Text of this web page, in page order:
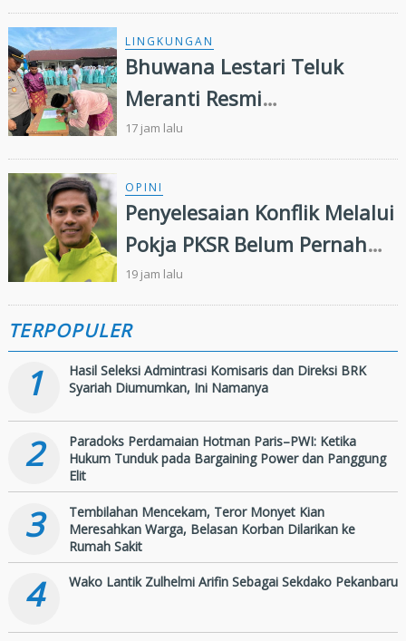
LINGKUNGAN
Bhuwana Lestari Teluk
Meranti Resmi
Dikukuhkan,Wujudkan
Generasi Muda Peduli
Lingkungan
17 jam lalu
OPINI
Penyelesaian Konflik Melalui
Pokja PKSR Belum Pernah
Terwujud: Menguji
Keseriusan APP Group
Menjalankan Remedy
Framework FSC
19 jam lalu
TERPOPULER
1
Hasil Seleksi Admintrasi Komisaris dan Direksi BRK
Syariah Diumumkan, Ini Namanya
2
Paradoks Perdamaian Hotman Paris–PWI: Ketika
Hukum Tunduk pada Bargaining Power dan Panggung
Elit
3
Tembilahan Mencekam, Teror Monyet Kian
Meresahkan Warga, Belasan Korban Dilarikan ke
Rumah Sakit
4 Wako Lantik Zulhelmi Arifin Sebagai Sekdako Pekanbaru